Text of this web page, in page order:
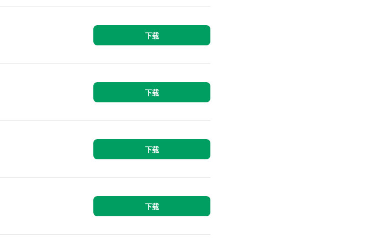
下载
下载
下载
下载